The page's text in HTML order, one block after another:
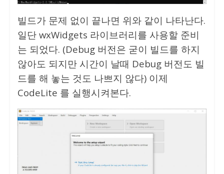
빌드가 문제 없이 끝나면 위와 같이 나타난다.
일단 wxWidgets 라이브러리를 사용할 준비
는 되었다. (Debug 버전은 굳이 빌드를 하지
않아도 되지만 시간이 날때 Debug 버전도 빌
드를 해 놓는 것도 나쁘지 않다) 이제
CodeLite 를 실행시켜본다.